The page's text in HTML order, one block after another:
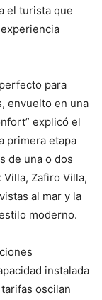
el turista que
para
envuelto en una
explicó el
primera etapa
de una o dos
Zafiro Villa,
al mar y la
moderno.
instalada
oscilan